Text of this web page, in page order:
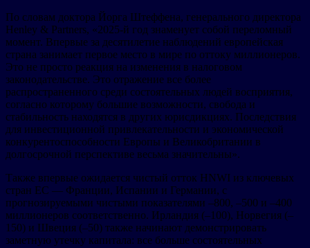
По словам доктора Йорга Штеффена, генерального директора
Henley & Partners, «2025-й год знаменует собой переломный
момент. Впервые за десятилетие наблюдений европейская
страна занимает первое место в мире по оттоку миллионеров.
Это не просто реакция на изменения в налоговом
законодательстве. Это отражение все более
распространенного среди состоятельных людей восприятия,
согласно которому большие возможности, свобода и
стабильность находятся в других юрисдикциях. Последствия
для инвестиционной привлекательности и экономической
конкурентоспособности Европы и Великобритании в
долгосрочной перспективе весьма значительны».
Также впервые ожидается чистый отток HNWI из ключевых
стран ЕС — Франции, Испании и Германии, с
прогнозируемыми чистыми показателями –800, –500 и –400
миллионеров соответственно. Ирландия (–100), Норвегия (–
150) и Швеция (–50) также начинают демонстрировать
заметную утечку капитала: все больше состоятельных